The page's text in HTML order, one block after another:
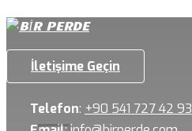
İletişime Geçin
Telefon: +90 541 727 42 93